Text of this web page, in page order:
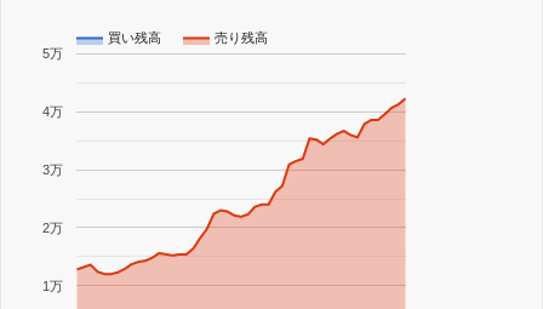
買い残高 売り残高
1万
2万
3万
4万
5万